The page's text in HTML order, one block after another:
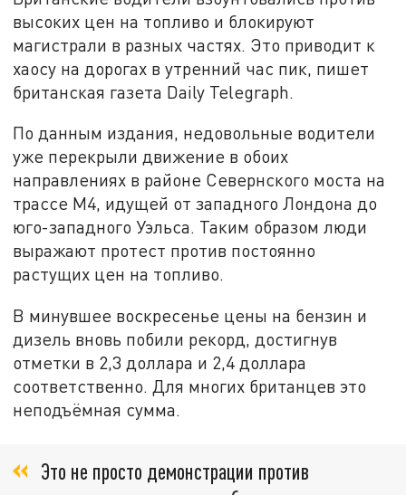
высоких цен на топливо и блокируют
магистрали в разных частях. Это приводит к
хаосу на дорогах в утренний час пик, пишет
британская газета Daily Telegraph.
По данным издания, недовольные водители
уже перекрыли движение в обоих
направлениях в районе Севернского моста на
трассе М4, идущей от западного Лондона до
юго-западного Уэльса. Таким образом люди
выражают протест против постоянно
растущих цен на топливо.
В минувшее воскресенье цены на бензин и
дизель вновь побили рекорд, достигнув
отметки в 2,3 доллара и 2,4 доллара
соответственно. Для многих британцев это
неподъёмная сумма.
Это не просто демонстрации против